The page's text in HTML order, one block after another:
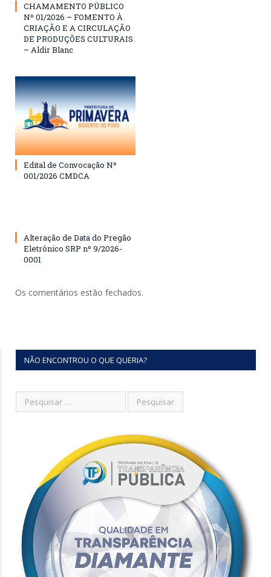
CHAMAMENTO PÚBLICO
Nº 01/2026 – FOMENTO À
CRIAÇÃO E A CIRCULAÇÃO
DE PRODUÇÕES CULTURAIS
– Aldir Blanc
Edital de Convocação Nº
001/2026 CMDCA
Alteração de Data do Pregão
Eletrônico SRP nº 9/2026-
0001
Os comentários estão fechados.
NÃO ENCONTROU O QUE QUERIA?